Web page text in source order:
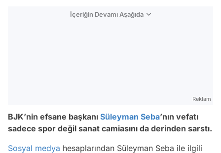
İçeriğin Devamı Aşağıda
Reklam
BJK’nin efsane başkanı Süleyman Seba’nın vefatı
sadece spor değil sanat camiasını da derinden sarstı.
Sosyal medya hesaplarından Süleyman Seba ile ilgili